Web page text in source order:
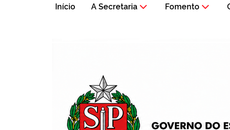
Início A Secretaria Fomento